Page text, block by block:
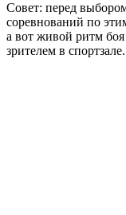
Совет: перед
соревнований по
а вот живой ритм боя
зрителем в спортзале.